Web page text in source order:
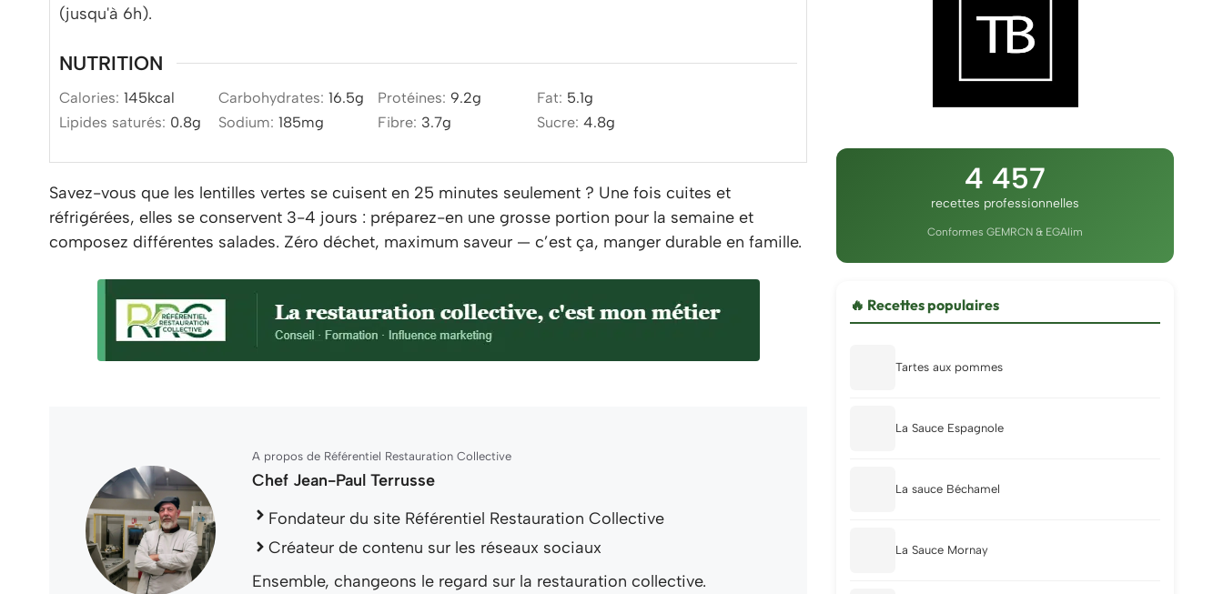
(jusqu'à 6h).
NUTRITION
Calories: 145kcal Carbohydrates: 16.5g Protéines: 9.2g Fat: 5.1g
Lipides saturés: 0.8g Sodium: 185mg Fibre: 3.7g Sucre: 4.8g
Savez-vous que les lentilles vertes se cuisent en 25 minutes seulement ? Une fois cuites et
réfrigérées, elles se conservent 3-4 jours : préparez-en une grosse portion pour la semaine et
composez différentes salades. Zéro déchet, maximum saveur — c’est ça, manger durable en famille.
A propos de Référentiel Restauration Collective
Chef Jean-Paul Terrusse
Fondateur du site Référentiel Restauration Collective
Créateur de contenu sur les réseaux sociaux
Ensemble, changeons le regard sur la restauration collective.
4 457
recettes professionnelles
Conformes GEMRCN & EGAlim
🔥 Recettes populaires
Tartes aux pommes
La Sauce Espagnole
La sauce Béchamel
La Sauce Mornay